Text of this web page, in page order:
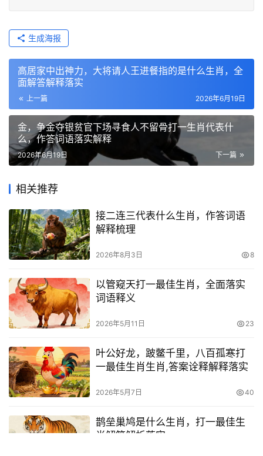
生成海报
高居家中出神力，大将请人王进餐指的是什么生肖，全
面解答解释落实
上一篇 2026年6月19日
金，争金夺银贫官下场寻食人不留骨打一生肖代表什
么，作答词语落实解释
下一篇
2026年6月19日
相关推荐
接二连三代表什么生肖，作答词语
解释梳理
2026年8月3日 8
以管窥天打一最佳生肖，全面落实
词语释义
2026年5月11日 23
叶公好龙，跛鳖千里，八百孤寒打
一最佳生肖生肖,答案诠释解释落实
2026年5月7日 40
鹊垒巢鸠是什么生肖，打一最佳生
肖解答解析落实